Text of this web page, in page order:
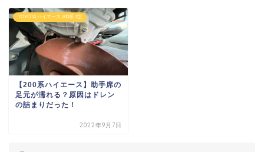
TOYOTA ハイエース 200系 1型
【200系ハイエース】助手席の
足元が濡れる？原因はドレン
の詰まりだった！
2022年9月7日